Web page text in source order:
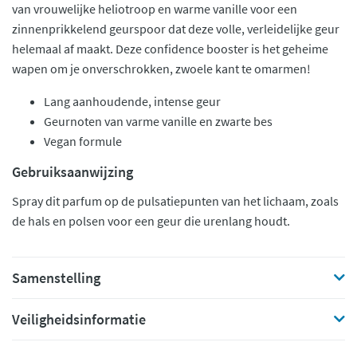
van vrouwelijke heliotroop en warme vanille voor een
zinnenprikkelend geurspoor dat deze volle, verleidelijke geur
helemaal af maakt. Deze confidence booster is het geheime
wapen om je onverschrokken, zwoele kant te omarmen!
Lang aanhoudende, intense geur
Geurnoten van varme vanille en zwarte bes
Vegan formule
Gebruiksaanwijzing
Spray dit parfum op de pulsatiepunten van het lichaam, zoals
de hals en polsen voor een geur die urenlang houdt.
Samenstelling
Veiligheidsinformatie